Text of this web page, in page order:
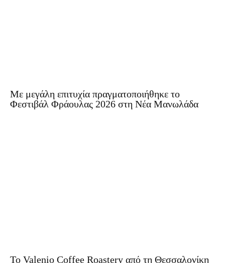
Με μεγάλη επιτυχία πραγματοποιήθηκε το
Φεστιβάλ Φράουλας 2026 στη Νέα Μανωλάδα
Το Valenio Coffee Roastery από τη Θεσσαλονίκη